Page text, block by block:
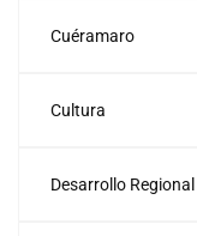
Cuéramaro
Cultura
Desarrollo Regional